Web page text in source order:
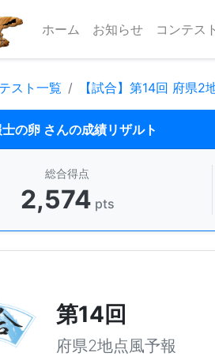
ホーム お知らせ コンテスト
スト一覧 【試合】第14回 府県2
の卵 さんの成績リザルト
総合得点
2,574 pts
第14回
府県2地点風予報